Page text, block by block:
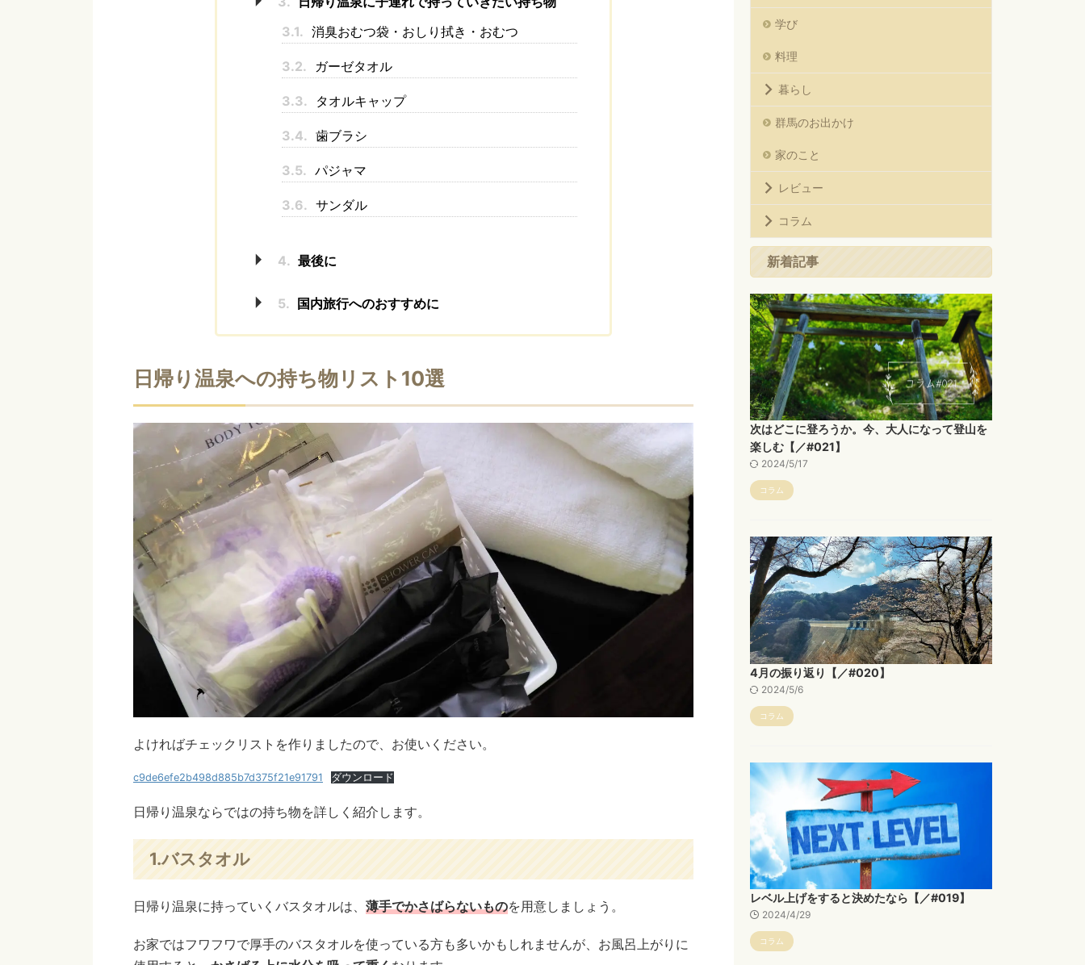
3.1. 消臭おむつ袋・おしり拭き・おむつ
3.2. ガーゼタオル
3.3. タオルキャップ
3.4. 歯ブラシ
3.5. パジャマ
3.6. サンダル
4. 最後に
5. 国内旅行へのおすすめに
日帰り温泉への持ち物リスト10選
よければチェックリストを作りましたので、お使いください。
c9de6efe2b498d885b7d375f21e91791 ダウンロード
日帰り温泉ならではの持ち物を詳しく紹介します。
1.バスタオル
日帰り温泉に持っていくバスタオルは、 薄手でかさばらないものを用意しましょう。
お家ではフワフワで厚手のバスタオルを使っている方も多いかもしれませんが、お風呂上がりに
学び
料理
暮らし
群馬のお出かけ
家のこと
レビュー
コラム
新着記事
次はどこに登ろうか。今、大人になって登山を
楽しむ【／#021】
2024/5/17
コラム
4月の振り返り【／#020】
2024/5/6
コラム
レベル上げをすると決めたなら【／#019】
2024/4/29
コラム